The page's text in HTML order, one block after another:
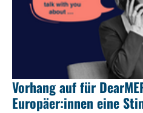
Vorhang auf für
Europäer:innen eine